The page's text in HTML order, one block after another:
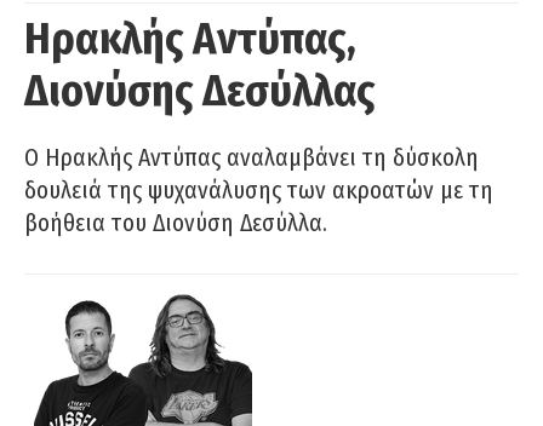
Ηρακλής Αντύπας,
Διονύσης Δεσύλλας
Ο Ηρακλής Αντύπας αναλαμβάνει τη δύσκολη
δουλειά της ψυχανάλυσης των ακροατών με τη
βοήθεια του Διονύση Δεσύλλα.